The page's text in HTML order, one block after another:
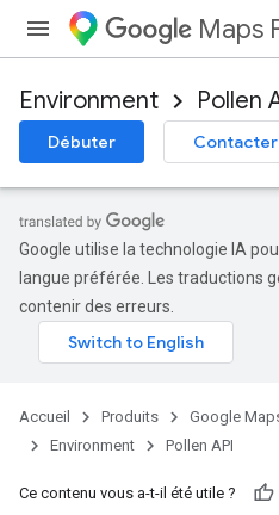
Maps
Environment Pollen
Débuter
Google utilise la technologie IA
langue préférée. Les traductions
contenir des erreurs.
Accueil Produits Google
Environment
Pollen API
Ce contenu vous a-t-il été utile ?